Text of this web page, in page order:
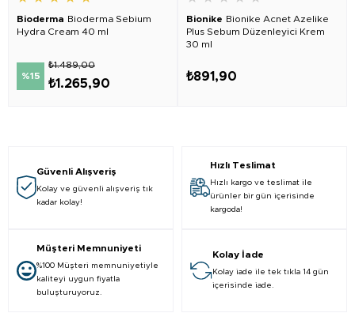
Bioderma Bioderma Sebium
Hydra Cream 40 ml
%15
₺1.265,90
₺1.489,00
Bionike Bionike Acnet Azelike
Plus Sebum Düzenleyici Krem
30 ml
₺891,90
Güvenli Alışveriş
Kolay ve güvenli alışveriş tık
kadar kolay!
Hızlı Teslimat
Hızlı kargo ve teslimat ile
ürünler bir gün içerisinde
kargoda!
Müşteri Memnuniyeti
%100 Müşteri memnuniyetiyle
kaliteyi uygun fiyatla
buluşturuyoruz.
Kolay İade
Kolay iade ile tek tıkla 14 gün
içerisinde iade.